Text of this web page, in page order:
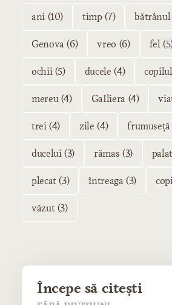
ani (10) timp (7) bătrânul
Genova (6) vreo (6) fel
ochii (5) ducele (4)
mereu (4) GaIliera (4)
trei (4) zile (4) frumuseță
ducelui (3) rămas (3)
plecat (3) întreaga (3)
văzut (3)
Începe să citești